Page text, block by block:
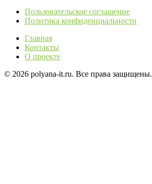
Пользовательское соглашение
Политика конфиденциальности
Главная
Контакты
О проекте
© 2026 polyana-it.ru. Все права защищены.